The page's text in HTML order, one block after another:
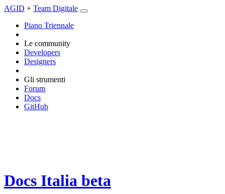
AGID + Team Digitale
Piano Triennale
Le community
Developers
Designers
Gli strumenti
Forum
Docs
GitHub
Docs Italia beta